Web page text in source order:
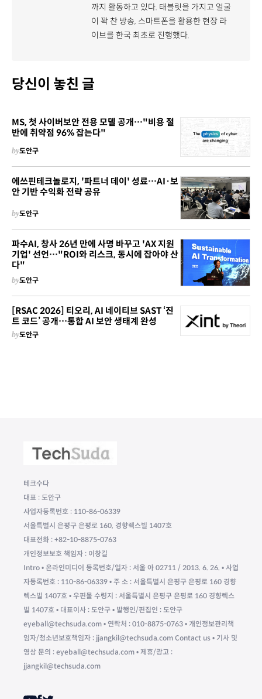
까지 활동하고 있다. 태블릿을 가지고 얼굴
이 꽉 찬 방송, 스마트폰을 활용한 현장 라
이브를 한국 최초로 진행했다.
당신이 놓친 글
MS, 첫 사이버보안 전용 모델 공개…"비용 절
반에 취약점 96% 잡는다"
by도안구
에쓰핀테크놀로지, '파트너 데이' 성료…AI·보
안 기반 수익화 전략 공유
by도안구
파수AI, 창사 26년 만에 사명 바꾸고 'AX 지원
기업' 선언…"ROI와 리스크, 동시에 잡아야 산
다"
by도안구
[RSAC 2026] 티오리, AI 네이티브 SAST ‘진
트 코드’ 공개…통합 AI 보안 생태계 완성
by도안구
테크수다
대표 : 도안구
사업자등록번호 : 110-86-06339
서울특별시 은평구 은평로 160, 경향렉스빌 1407호
대표전화 : +82-10-8875-0763
개인정보보호 책임자 : 이창길
Intro • 온라인미디어 등록번호/일자 : 서울 아 02711 / 2013. 6. 26. • 사업
자등록번호 : 110-86-06339 • 주 소 : 서울특별시 은평구 은평로 160 경향
렉스빌 1407호 • 우편물 수령지 : 서울특별시 은평구 은평로 160 경향렉스
빌 1407호 • 대표이사 : 도안구 • 발행인/편집인 : 도안구
eyeball@techsuda.com • 연락처 : 010-8875-0763 • 개인정보관리책
임자/청소년보호책임자 : jjangkil@techsuda.com Contact us • 기사 및
영상 문의 : eyeball@techsuda.com • 제휴/광고 :
jjangkil@techsuda.com